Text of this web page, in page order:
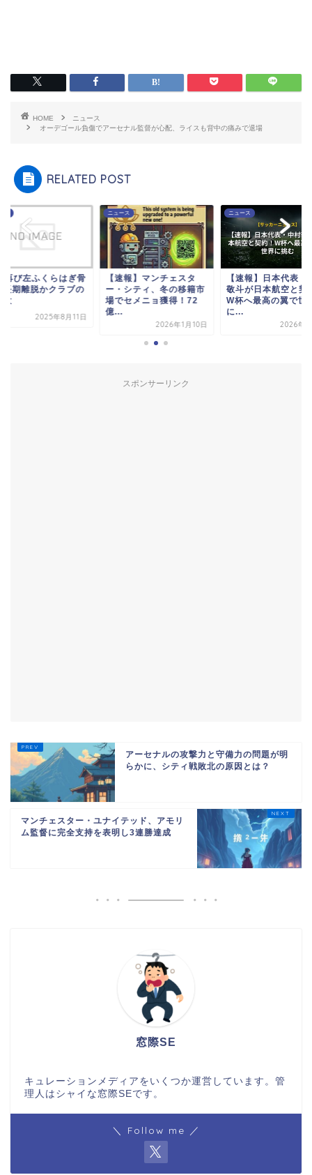
HOME
ニュース
オーデゴール負傷でアーセナル監督が心配、ライスも背中の痛みで退場
RELATED POST
再び左ふくらはぎ骨
長期離脱かクラブの
大
2025年8月11日
ニュース
【速報】マンチェスタ
ー・シティ、冬の移籍市
場でセメニョ獲得！72
億...
2026年1月10日
ニュース
【速報】日本代表・
敬斗が日本航空と契
W杯へ最高の翼で世
に...
2026年6
スポンサーリンク
アーセナルの攻撃力と守備力の問題が明
らかに、シティ戦敗北の原因とは？
マンチェスター・ユナイテッド、アモリ
ム監督に完全支持を表明し3連勝達成
窓際SE
キュレーションメディアをいくつか運営しています。管
理人はシャイな窓際SEです。
＼ Follow me ／